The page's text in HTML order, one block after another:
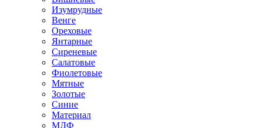
Изумрудные
Венге
Ореховые
Янтарные
Сиреневые
Салатовые
Фиолетовые
Мятные
Золотые
Синие
Материал
МДФ